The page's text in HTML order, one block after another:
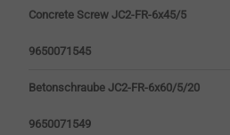
Concrete Screw JC2-FR-6x45/5
9650071545
Betonschraube JC2-FR-6x60/5/20
9650071549